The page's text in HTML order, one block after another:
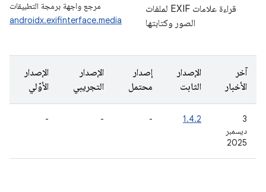
مرجع واجهة برمجة التطبيقات
androidx.exifinterface.media
قراءة علامات EXIF لملفات
الصور وكتابتها
آخر
الأخبار
الإصدار
الثابت
إصدار
محتمل
الإصدار
التجريبي
الإصدار
الأوّلي
‫3
ديسمبر
2025
1.4.2
-
-
-